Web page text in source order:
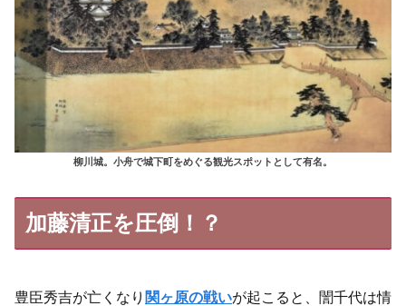
柳川城。小舟で城下町をめぐる観光スポットとして有名。
加藤清正を圧倒！？
豊臣秀吉が亡くなり 関ヶ原の戦いが起こると、誾千代は情